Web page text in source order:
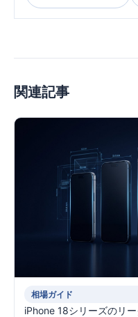
関連記事
相場ガイド
iPhone 18シリーズのリ